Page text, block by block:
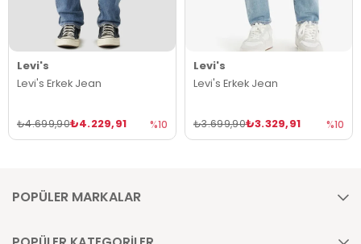
Levi's
Levi's Erkek Jean
₺4.229,91
₺4.699,90 %10
Levi's
Levi's Erkek Jean
₺3.329,91
₺3.699,90 %10
POPÜLER MARKALAR